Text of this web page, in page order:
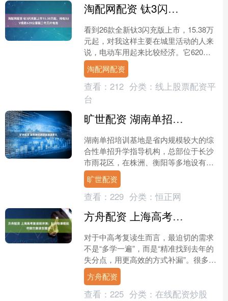
淘配网配资 钛3闪充版上市15.38万起，纯电SUV续航620公里配二代刀片电池
看到26款全新钛3闪充版上市，15.38万
元起，对我这样主要在城里活动的人来
说，电动车用起来比较经济。它620公
里的续航，搭载第二代刀片电池。这意
味着如果只是上....
淘配网配资
查看： 212 分类： 线上股票配资平
台
旷世配资 湖南单招培训基地读多久
湖南单招培训基地是省内规模较大的综
合性单招升学指导机构，总部位于长沙
市雨花区，在株洲、衡阳等多地设有分
校，交通网络便捷。基地整合了全省 30
余所高职院校的优质....
旷世配资
查看： 229 分类： 恒正网
方舟配资 上海高考复读班评测：针对性课程如何助力复读生提分
对于中高考复读生而言，最迫切的需求
不是“多学一遍”，而是“精准找到去年的
失分点，用更高效的方式补漏”。很多复
读生反映，之前的复习要么跟着大班
课“眉毛胡子一把抓”....
方舟配资
查看： 225 分类： 在线配资炒股